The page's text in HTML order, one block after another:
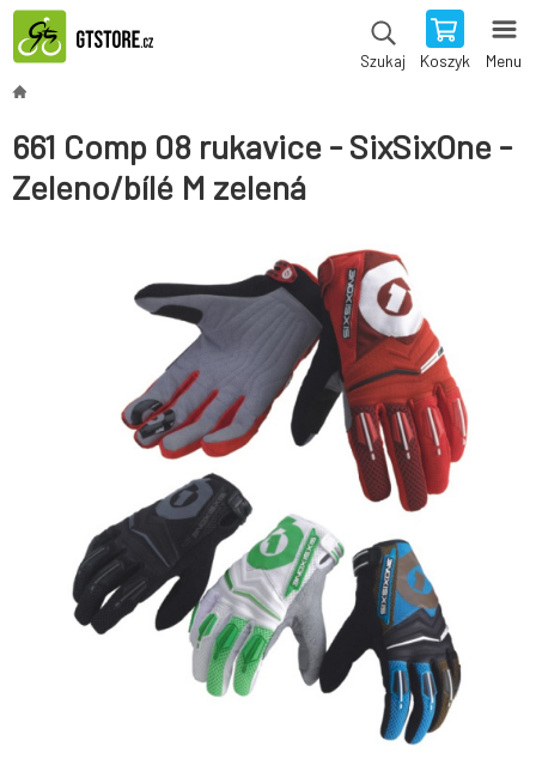
Szukaj Koszyk Menu
661 Comp 08 rukavice - SixSixOne -
Zeleno/bílé M zelená